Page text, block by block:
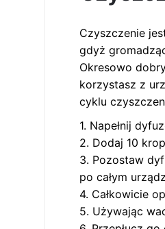
Czyszczenie
gdyż
Okresowo
korzystasz z
cyklu
1. Napełnij
2. Dodaj 10
3. Pozostaw
po całym
4. Całkowicie
5. Używając